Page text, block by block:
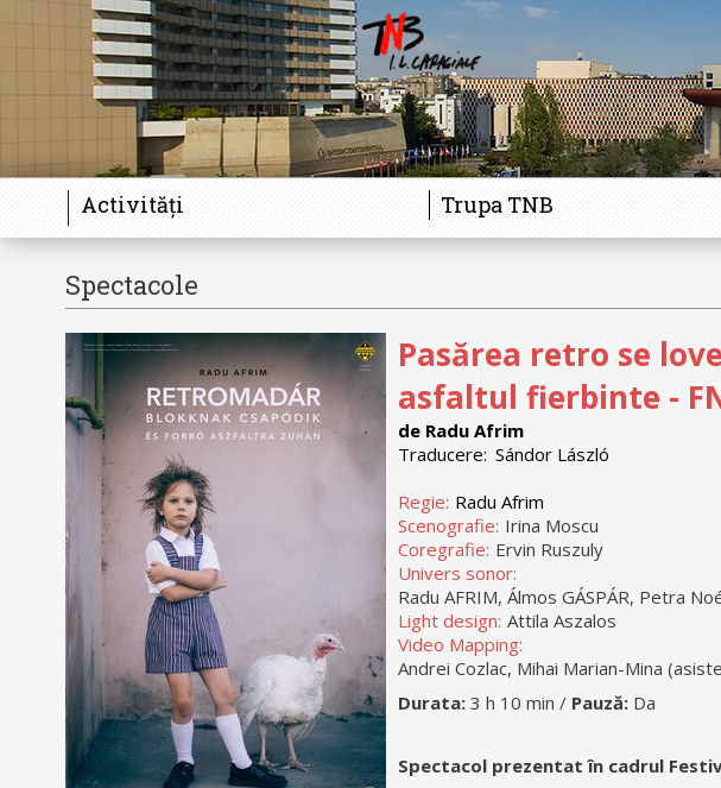
Activități Trupa TNB
Spectacole
Pasărea retro se
asfaltul fierbinte -
de Radu Afrim
Traducere: Sándor László
Regie: Radu Afrim
Scenografie: Irina Moscu
Coregrafie: Ervin Ruszuly
Univers sonor:
Radu AFRIM, Álmos GÁSPÁR, Petra
Light design: Attila Aszalos
Video Mapping:
Andrei Cozlac, Mihai Marian-Mina
Durata: 3 h 10 min / Pauză: Da
Spectacol prezentat în cadrul